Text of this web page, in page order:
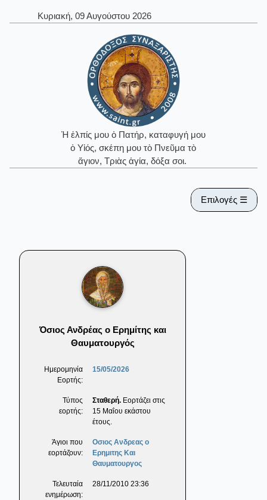
Κυριακή, 09 Αυγούστου 2026
Ἡ ἐλπίς μου ὁ Πατήρ, καταφυγή μου
ὁ Υἱός, σκέπη μου τὸ Πνεῦμα τὸ
ἅγιον, Τριὰς ἁγία, δόξα σοι.
Επιλογές ☰
Όσιος Ανδρέας ο Ερημίτης και
Θαυματουργός
Ημερομηνία
Εορτής:
15/05/2026
Τύπος
εορτής:
Σταθερή. Εορτάζει στις
15 Μαΐου εκάστου
έτους.
Άγιοι που
εορτάζουν:
Οσιος Ανδρεας ο
Ερημιτης Και
Θαυματουργος
Τελευταία
ενημέρωση:
28/11/2010 23:36